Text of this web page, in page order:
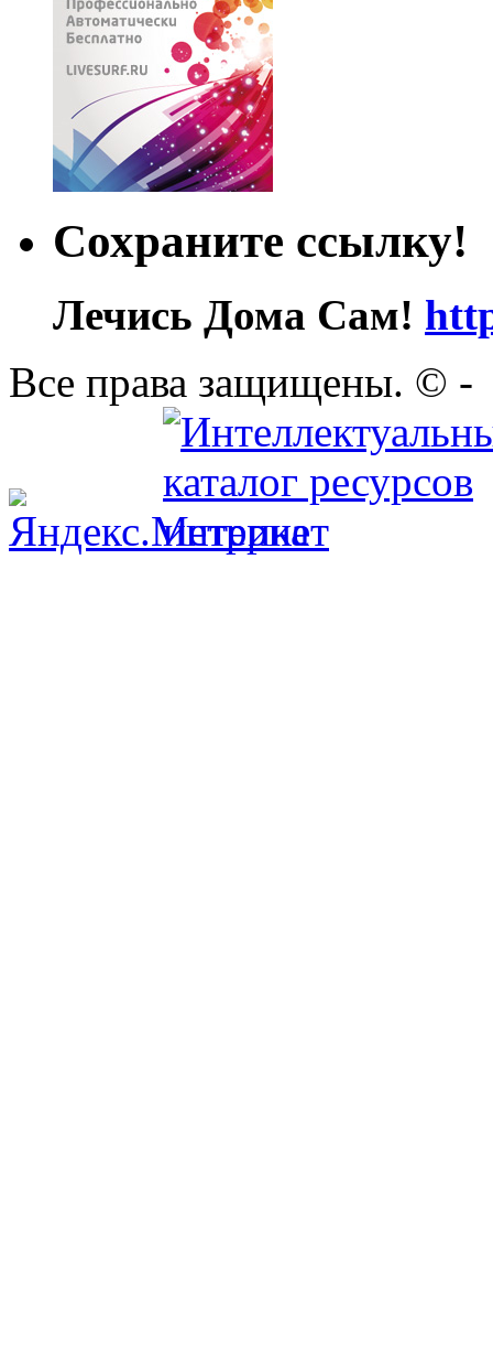
Сохраните ссылку!
Лечись Дома Сам!
Все права защищены. © -